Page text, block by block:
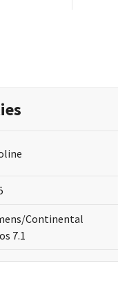
Continental
7.1